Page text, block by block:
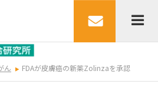
ん FDAが皮膚癌の新薬Zolinzaを承認